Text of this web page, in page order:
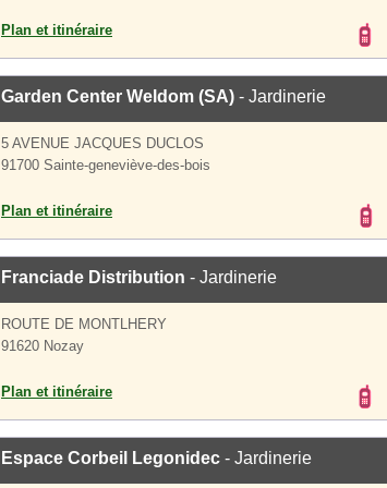
Plan et itinéraire
Garden Center Weldom (SA) - Jardinerie
5 AVENUE JACQUES DUCLOS
91700 Sainte-geneviève-des-bois
Plan et itinéraire
Franciade Distribution - Jardinerie
ROUTE DE MONTLHERY
91620 Nozay
Plan et itinéraire
Espace Corbeil Legonidec - Jardinerie